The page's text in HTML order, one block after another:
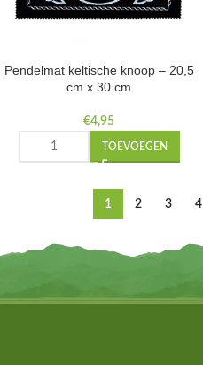
Pendelmat keltische knoop – 20,5
cm x 30 cm
€4,95
TOEVOEGEN
1 2 3 4